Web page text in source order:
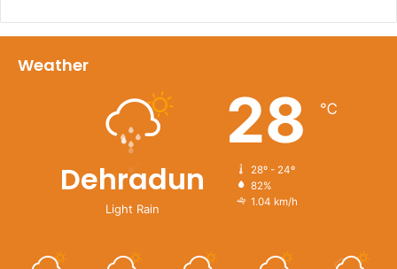
Weather
Dehradun
Light Rain
28 ℃
28º - 24º
82%
1.04 km/h